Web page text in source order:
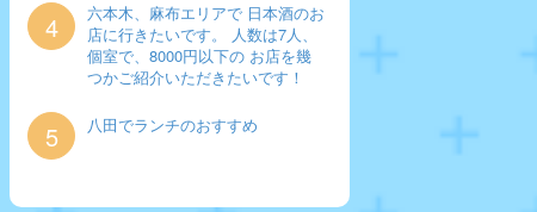
4
六本木、麻布エリアで 日本酒のお
店に行きたいです。 人数は7人、
個室で、8000円以下の お店を幾
つかご紹介いただきたいです！
5 八田でランチのおすすめ